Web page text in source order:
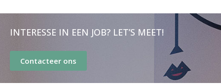
INTERESSE IN EEN JOB? LET’S MEET!
Contacteer ons